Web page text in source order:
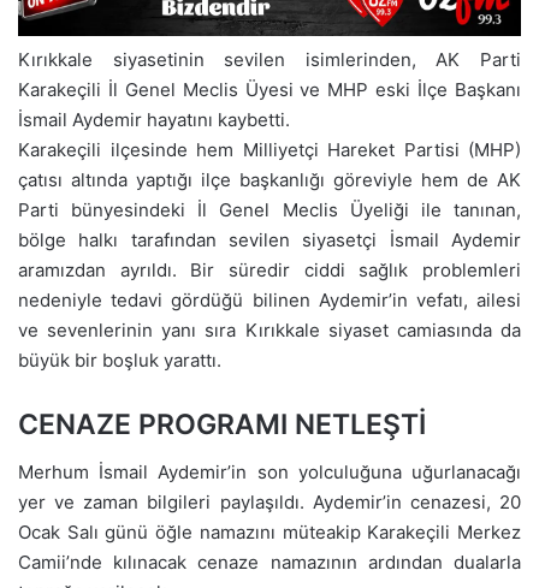
Kırıkkale siyasetinin sevilen isimlerinden, AK Parti
Karakeçili İl Genel Meclis Üyesi ve MHP eski İlçe Başkanı
İsmail Aydemir hayatını kaybetti.
Karakeçili ilçesinde hem Milliyetçi Hareket Partisi (MHP)
çatısı altında yaptığı ilçe başkanlığı göreviyle hem de AK
Parti bünyesindeki İl Genel Meclis Üyeliği ile tanınan,
bölge halkı tarafından sevilen siyasetçi İsmail Aydemir
aramızdan ayrıldı. Bir süredir ciddi sağlık problemleri
nedeniyle tedavi gördüğü bilinen Aydemir’in vefatı, ailesi
ve sevenlerinin yanı sıra Kırıkkale siyaset camiasında da
büyük bir boşluk yarattı.
CENAZE PROGRAMI NETLEŞTİ
Merhum İsmail Aydemir’in son yolculuğuna uğurlanacağı
yer ve zaman bilgileri paylaşıldı. Aydemir’in cenazesi, 20
Ocak Salı günü öğle namazını müteakip Karakeçili Merkez
Camii’nde kılınacak cenaze namazının ardından dualarla